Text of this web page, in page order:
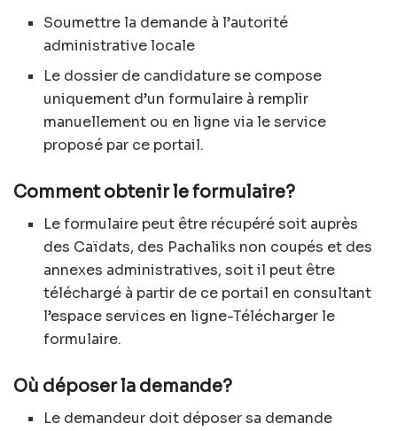
Soumettre la demande à l’autorité
administrative locale
Le dossier de candidature se compose
uniquement d’un formulaire à remplir
manuellement ou en ligne via le service
proposé par ce portail.
Comment obtenir le formulaire?
Le formulaire peut être récupéré soit auprès
des Caïdats, des Pachaliks non coupés et des
annexes administratives, soit il peut être
téléchargé à partir de ce portail en consultant
l’espace services en ligne-Télécharger le
formulaire.
Où déposer la demande?
Le demandeur doit déposer sa demande